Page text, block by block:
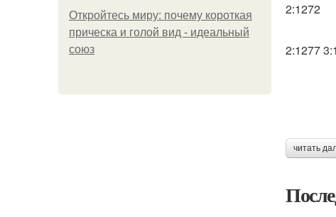
Откройтесь миру: почему короткая
прическа и голой вид - идеальный
союз
2:1272
2:1277
читать